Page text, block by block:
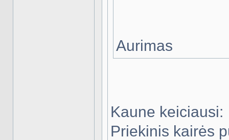
Aurimas
Kaune keiciausi:
Priekinis kairės